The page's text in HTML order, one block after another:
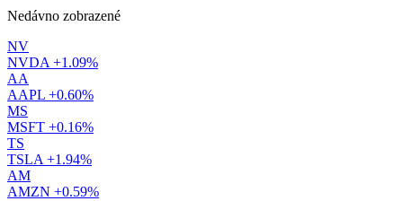
Nedávno zobrazené
NV
NVDA +1.09%
AA
AAPL +0.60%
MS
MSFT +0.16%
TS
TSLA +1.94%
AM
AMZN +0.59%